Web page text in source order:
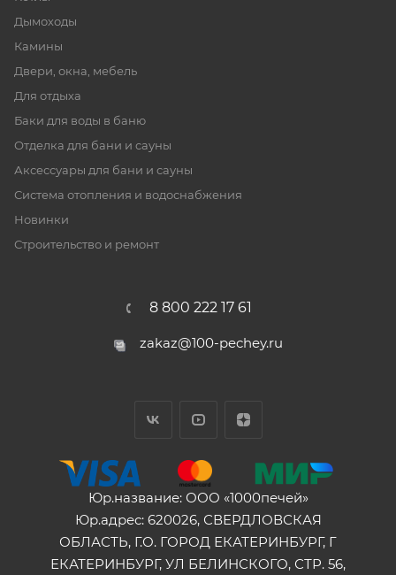
Дымоходы
Камины
Двери, окна, мебель
Для отдыха
Баки для воды в баню
Отделка для бани и сауны
Аксессуары для бани и сауны
Система отопления и водоснабжения
Новинки
Строительство и ремонт
8 800 222 17 61
zakaz@100-pechey.ru
Юр.название: ООО «1000печей»
Юр.адрес: 620026, СВЕРДЛОВСКАЯ
ОБЛАСТЬ, Г.О. ГОРОД ЕКАТЕРИНБУРГ, Г
ЕКАТЕРИНБУРГ, УЛ БЕЛИНСКОГО, СТР. 56,